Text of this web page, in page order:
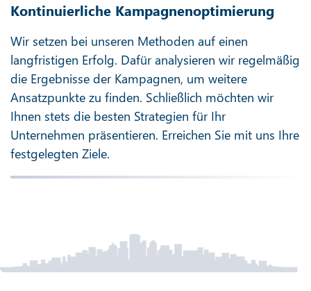
Kontinuierliche Kampagnenoptimierung
Wir setzen bei unseren Methoden auf einen
langfristigen Erfolg. Dafür analysieren wir regelmäßig
die Ergebnisse der Kampagnen, um weitere
Ansatzpunkte zu finden. Schließlich möchten wir
Ihnen stets die besten Strategien für Ihr
Unternehmen präsentieren. Erreichen Sie mit uns Ihre
festgelegten Ziele.